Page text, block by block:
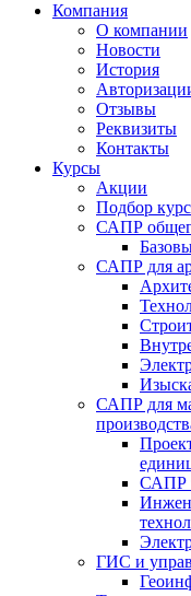
Компания
О компании
Новости
История
Отзывы
Реквизиты
Контакты
Курсы
Акции
Подбор
САПР
САПР для
САПР для
САПР
ГИС и